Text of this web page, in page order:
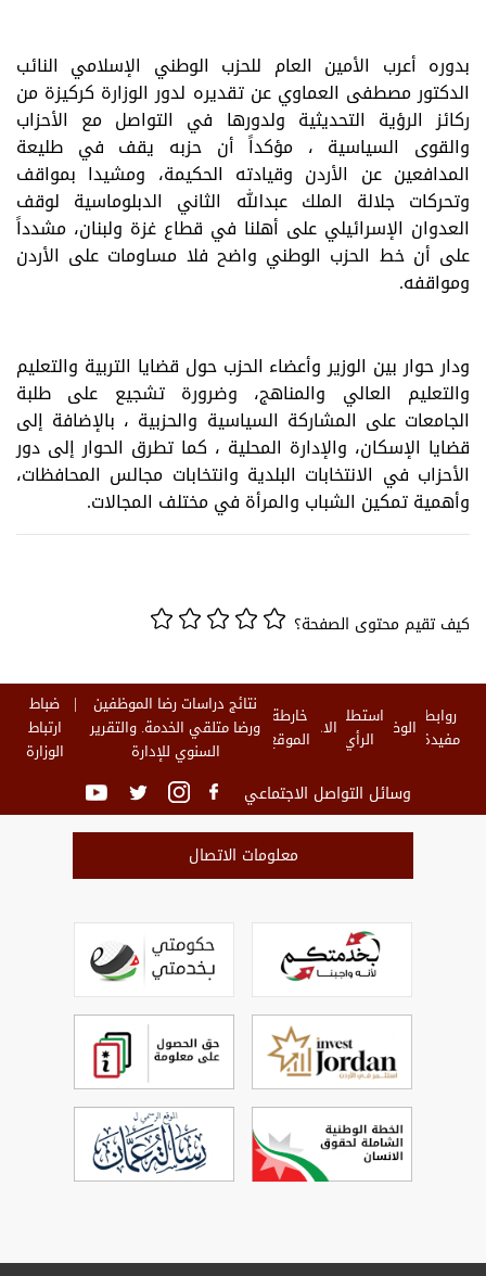
بدوره أعرب الأمين العام للحزب الوطني الإسلامي النائب
الدكتور مصطفى العماوي عن تقديره لدور الوزارة كركيزة من
ركائز الرؤية التحديثية ولدورها في التواصل مع الأحزاب
والقوى السياسية ، مؤكداً أن حزبه يقف في طليعة
المدافعين عن الأردن وقيادته الحكيمة، ومشيدا بمواقف
وتحركات جلالة الملك عبدالله الثاني الدبلوماسية لوقف
العدوان الإسرائيلي على أهلنا في قطاع غزة ولبنان، مشدداً
على أن خط الحزب الوطني واضح فلا مساومات على الأردن
ومواقفه.
ودار حوار بين الوزير وأعضاء الحزب حول قضايا التربية والتعليم
والتعليم العالي والمناهج، وضرورة تشجيع على طلبة
الجامعات على المشاركة السياسية والحزبية ، بالإضافة إلى
قضايا الإسكان، والإدارة المحلية ، كما تطرق الحوار إلى دور
الأحزاب في الانتخابات البلدية وانتخابات مجالس المحافظات،
وأهمية تمكين الشباب والمرأة في مختلف المجالات.
كيف تقيم محتوى الصفحة؟
روابط
مفيدة الوظائفاستطلاع
الرأي الاخبارخارطة
الموقع
نتائج دراسات رضا الموظفين
ورضا متلقي الخدمة. والتقرير
السنوي للإدارة
ضباط
ارتباط
الوزارة
وسائل التواصل الاجتماعي
معلومات الاتصال